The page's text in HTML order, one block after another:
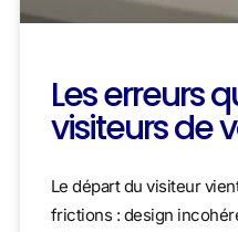
Les erreurs
visiteurs de
Le départ du visiteur
frictions : design